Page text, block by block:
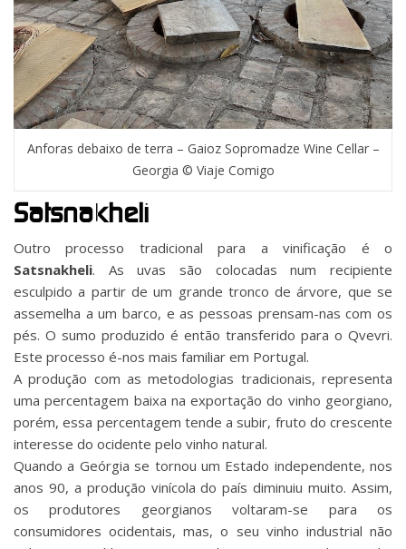
Anforas debaixo de terra – Gaioz Sopromadze Wine Cellar –
Georgia © Viaje Comigo
Satsnakheli
Outro processo tradicional para a vinificação é o
Satsnakheli. As uvas são colocadas num recipiente
esculpido a partir de um grande tronco de árvore, que se
assemelha a um barco, e as pessoas prensam-nas com os
pés. O sumo produzido é então transferido para o Qvevri.
Este processo é-nos mais familiar em Portugal.
A produção com as metodologias tradicionais, representa
uma percentagem baixa na exportação do vinho georgiano,
porém, essa percentagem tende a subir, fruto do crescente
interesse do ocidente pelo vinho natural.
Quando a Geórgia se tornou um Estado independente, nos
anos 90, a produção vinícola do país diminuiu muito. Assim,
os produtores georgianos voltaram-se para os
consumidores ocidentais, mas, o seu vinho industrial não